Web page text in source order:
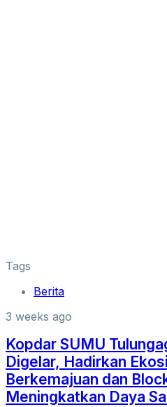
Tags
Berita
3 weeks ago
Kopdar SUMU
Digelar, Hadirkan
Berkemajuan dan
Meningkatkan Daya